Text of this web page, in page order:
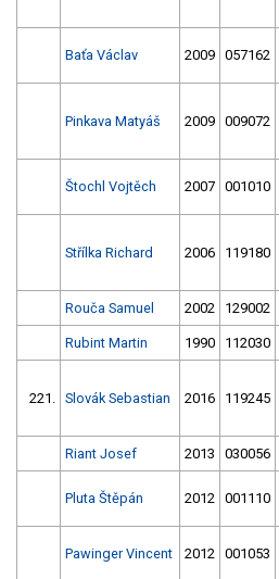
Baťa Václav 2009 057162
Pinkava Matyáš 2009 009072
Štochl Vojtěch 2007 001010
Střílka Richard 2006 119180
Rouča Samuel 2002 129002
Rubint Martin 1990 112030
221. Slovák Sebastian 2016 119245
Riant Josef 2013 030056
Pluta Štěpán 2012 001110
Pawinger Vincent 2012 001053